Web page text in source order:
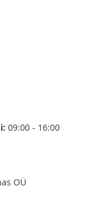
09:00 - 16:00
OÜ